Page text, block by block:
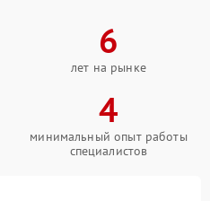
6
лет на рынке
4
минимальный опыт работы
специалистов